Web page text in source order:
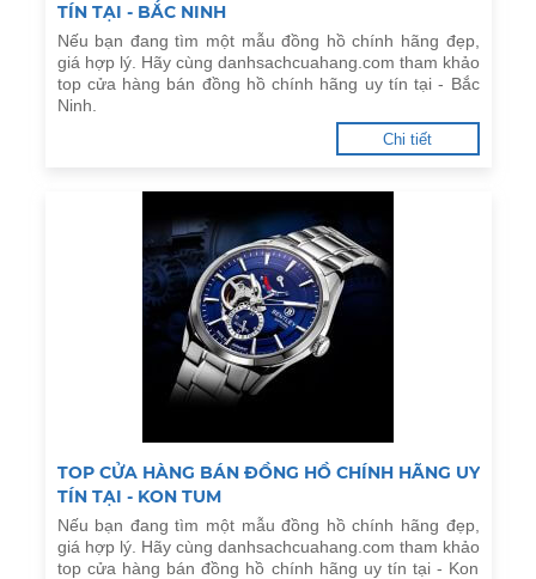
TÍN TẠI - BẮC NINH
Nếu bạn đang tìm một mẫu đồng hồ chính hãng đẹp,
giá hợp lý. Hãy cùng danhsachcuahang.com tham khảo
top cửa hàng bán đồng hồ chính hãng uy tín tại - Bắc
Ninh.
Chi tiết
TOP CỬA HÀNG BÁN ĐỒNG HỒ CHÍNH HÃNG UY
TÍN TẠI - KON TUM
Nếu bạn đang tìm một mẫu đồng hồ chính hãng đẹp,
giá hợp lý. Hãy cùng danhsachcuahang.com tham khảo
top cửa hàng bán đồng hồ chính hãng uy tín tại - Kon